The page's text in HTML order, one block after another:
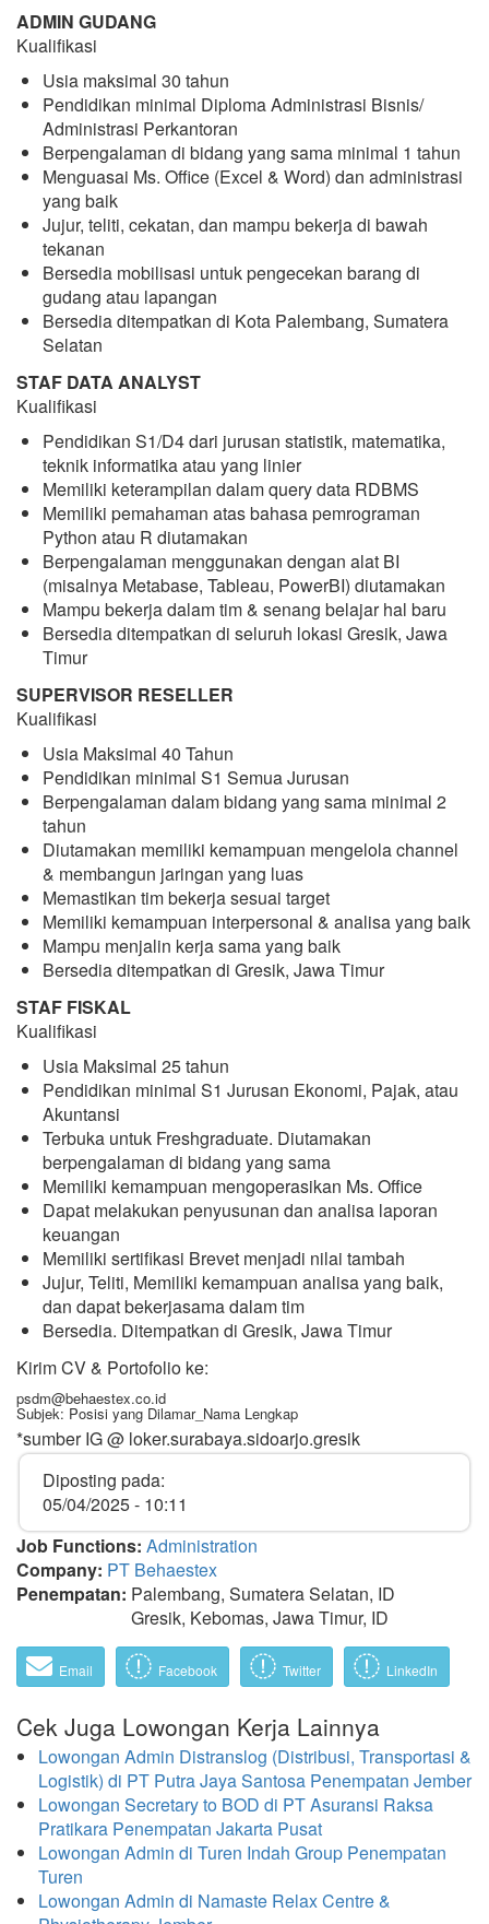
ADMIN GUDANG
Kualifikasi
Usia maksimal 30 tahun
Pendidikan minimal Diploma Administrasi Bisnis/
Administrasi Perkantoran
Berpengalaman di bidang yang sama minimal 1 tahun
Menguasai Ms. Office (Excel & Word) dan administrasi
yang baik
Jujur, teliti, cekatan, dan mampu bekerja di bawah
tekanan
Bersedia mobilisasi untuk pengecekan barang di
gudang atau lapangan
Bersedia ditempatkan di Kota Palembang, Sumatera
Selatan
STAF DATA ANALYST
Kualifikasi
Pendidikan S1/D4 dari jurusan statistik, matematika,
teknik informatika atau yang linier
Memiliki keterampilan dalam query data RDBMS
Memiliki pemahaman atas bahasa pemrograman
Python atau R diutamakan
Berpengalaman menggunakan dengan alat BI
(misalnya Metabase, Tableau, PowerBI) diutamakan
Mampu bekerja dalam tim & senang belajar hal baru
Bersedia ditempatkan di seluruh lokasi Gresik, Jawa
Timur
SUPERVISOR RESELLER
Kualifikasi
Usia Maksimal 40 Tahun
Pendidikan minimal S1 Semua Jurusan
Berpengalaman dalam bidang yang sama minimal 2
tahun
Diutamakan memiliki kemampuan mengelola channel
& membangun jaringan yang luas
Memastikan tim bekerja sesuai target
Memiliki kemampuan interpersonal & analisa yang baik
Mampu menjalin kerja sama yang baik
Bersedia ditempatkan di Gresik, Jawa Timur
STAF FISKAL
Kualifikasi
Usia Maksimal 25 tahun
Pendidikan minimal S1 Jurusan Ekonomi, Pajak, atau
Akuntansi
Terbuka untuk Freshgraduate. Diutamakan
berpengalaman di bidang yang sama
Memiliki kemampuan mengoperasikan Ms. Office
Dapat melakukan penyusunan dan analisa laporan
keuangan
Memiliki sertifikasi Brevet menjadi nilai tambah
Jujur, Teliti, Memiliki kemampuan analisa yang baik,
dan dapat bekerjasama dalam tim
Bersedia. Ditempatkan di Gresik, Jawa Timur
Kirim CV & Portofolio ke:
psdm@behaestex.co.id
Subjek: Posisi yang Dilamar_Nama Lengkap
*sumber IG @ loker.surabaya.sidoarjo.gresik
Diposting pada:
05/04/2025 - 10:11
Job Functions: Administration
Company: PT Behaestex
Penempatan: Palembang, Sumatera Selatan, ID
Gresik, Kebomas, Jawa Timur, ID
Email Facebook Twitter LinkedIn
Cek Juga Lowongan Kerja Lainnya
Lowongan Admin Distranslog (Distribusi, Transportasi &
Logistik) di PT Putra Jaya Santosa Penempatan Jember
Lowongan Secretary to BOD di PT Asuransi Raksa
Pratikara Penempatan Jakarta Pusat
Lowongan Admin di Turen Indah Group Penempatan
Turen
Lowongan Admin di Namaste Relax Centre &